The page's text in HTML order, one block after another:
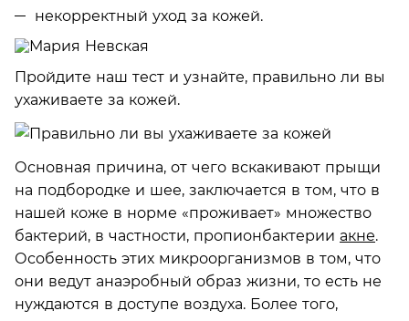
некорректный уход за кожей.
Пройдите наш тест и узнайте, правильно ли вы
ухаживаете за кожей.
Основная причина, от чего вскакивают прыщи
на подбородке и шее, заключается в том, что в
нашей коже в норме «проживает» множество
бактерий, в частности, пропионбактерии акне.
Особенность этих микроорганизмов в том, что
они ведут анаэробный образ жизни, то есть не
нуждаются в доступе воздуха. Более того,